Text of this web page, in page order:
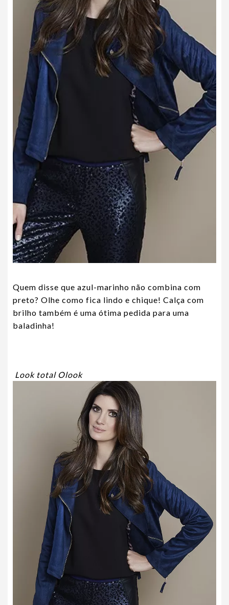
Quem disse que azul-marinho não combina com
preto? Olhe como fica lindo e chique! Calça com
brilho também é uma ótima pedida para uma
baladinha!
Look total Olook